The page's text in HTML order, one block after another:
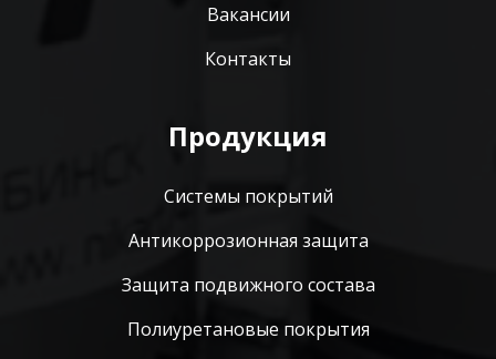
Вакансии
Контакты
Продукция
Системы покрытий
Антикоррозионная защита
Защита подвижного состава
Полиуретановые покрытия